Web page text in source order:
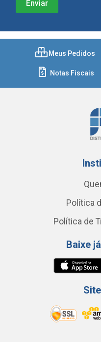
Meus Pedidos
Notas Fiscais
Política
Política de
Baixe